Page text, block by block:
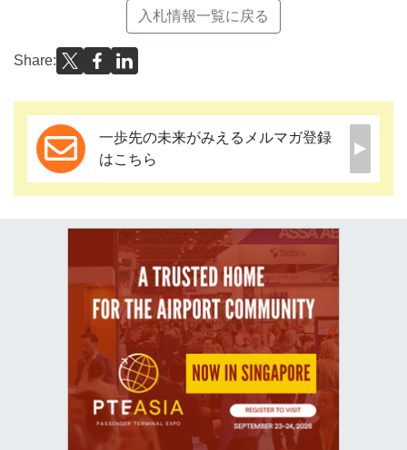
入札情報一覧に戻る
Share:
一歩先の未来がみえるメルマガ登録
はこちら